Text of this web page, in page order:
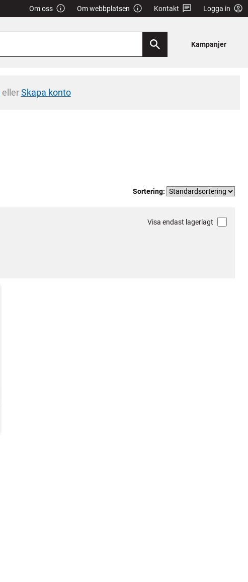
Om oss Om webbplatsen Kontakt Logga in
Kampanjer
ellerSkapa konto
Sortering:
Visa endast lagerlagt